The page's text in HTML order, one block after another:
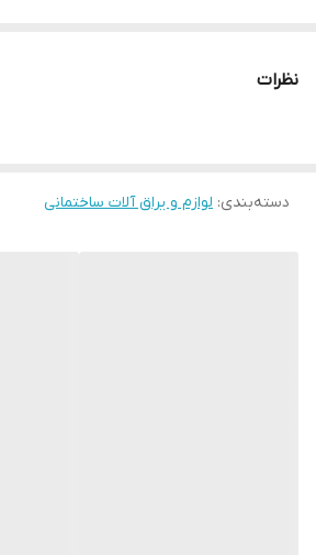
نظرات
دسته‌بندی: لوازم و یراق آلات ساختمانی